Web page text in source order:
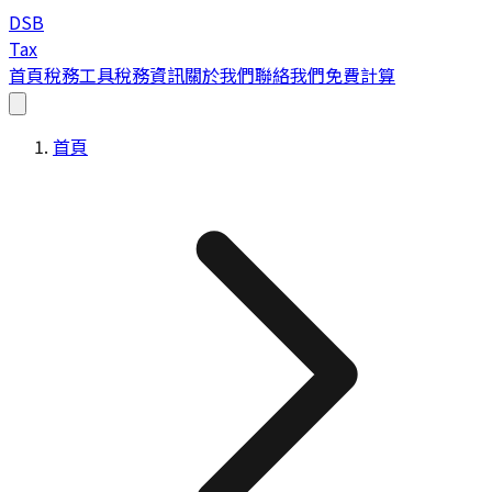
DSB
Tax
首頁稅務工具稅務資訊關於我們聯絡我們免費計算
首頁